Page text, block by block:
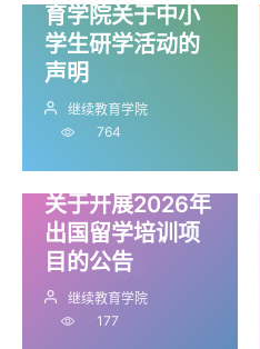
育学院关于中小
学生研学活动的
声明
继续教育学院
764
关于开展2026年
出国留学培训项
目的公告
继续教育学院
177